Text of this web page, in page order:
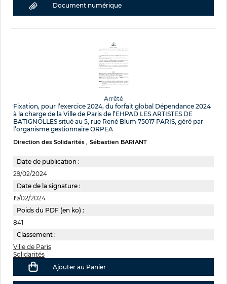
Document numérique
Arrêté
Fixation, pour l’exercice 2024, du forfait global Dépendance 2024
à la charge de la Ville de Paris de l’EHPAD LES ARTISTES DE
BATIGNOLLES situé au 5, rue René Blum 75017 PARIS, géré par
l’organisme gestionnaire ORPEA
Direction des Solidarités Sébastien BARIANT
Date de publication :
29/02/2024
Date de la signature :
19/02/2024
Poids du PDF (en ko) :
841
Classement :
Ville de Paris
Solidarités
Ajouter au Panier